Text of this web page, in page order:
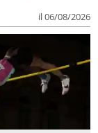
il 06/08/2026